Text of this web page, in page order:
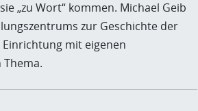
„zu Wort“ kommen. Michael Geib
zur Geschichte der
Einrichtung mit eigenen